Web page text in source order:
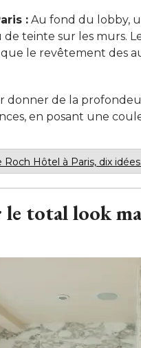
: Au fond du lobby,
teinte sur les murs.
le revêtement des
donner de la
en posant une
Roch Hôtel à Paris, dix
total look